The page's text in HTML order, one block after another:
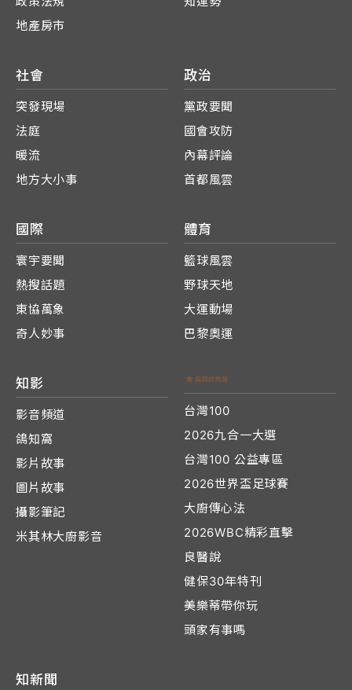
地產房市
社會
突發現場
法庭
暖流
地方大小事
政治
黨政要聞
國會攻防
內幕評論
首都風雲
國際
寰宇要聞
熱搜話題
東協萬象
奇人妙事
體育
籃球風雲
野球天地
大運動場
巴黎奧運
知影
影音頻道
鴿知窩
影片故事
圖片故事
攝影筆記
米其林大廚影音
台灣100
2026九合一大選
台灣100 公益專區
2026世界盃足球賽
大廚傳心法
2026WBC精彩直擊
良醫說
健保30年特刊
美樂蒂帶你玩
頭家有事嗎
知新聞